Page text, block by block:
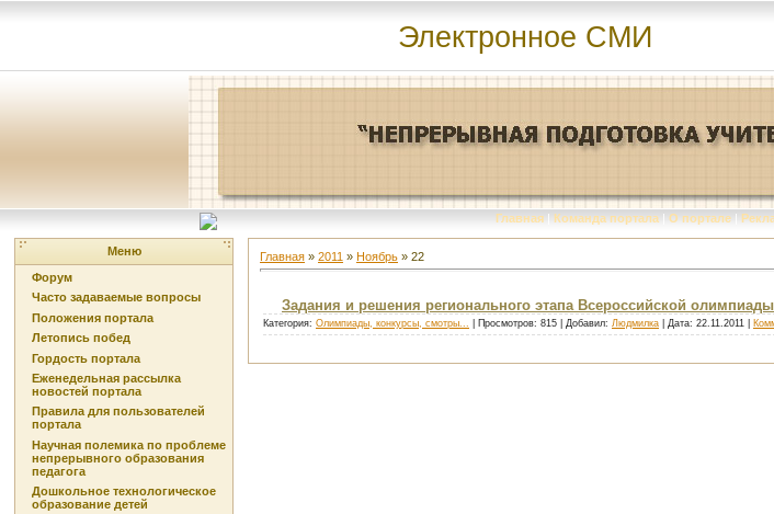
Электронное СМИ
Главная | Команда портала | О портале |
Меню
Форум
Часто задаваемые вопросы
Положения портала
Летопись побед
Гордость портала
Еженедельная рассылка
новостей портала
Правила для пользователей
портала
Научная полемика по проблеме
непрерывного образования
педагога
Дошкольное технологическое
образование детей
Главная » 2011 » Ноябрь » 22
Задания и решения регионального этапа Всероссийской
Категория: Олимпиады, конкурсы, смотры... | Просмотров: 815 | Добавил: Людмилка | Дата: 22.11.2011